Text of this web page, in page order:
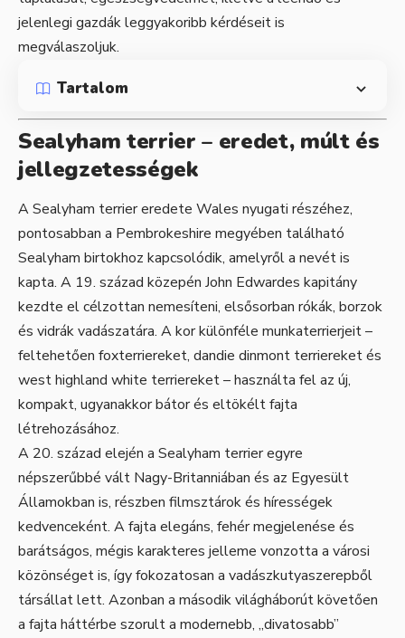
jelenlegi gazdák leggyakoribb kérdéseit is
megválaszoljuk.
Tartalom
Sealyham terrier – eredet, múlt és
jellegzetességek
A Sealyham terrier eredete Wales nyugati részéhez,
pontosabban a Pembrokeshire megyében található
Sealyham birtokhoz kapcsolódik, amelyről a nevét is
kapta. A 19. század közepén John Edwardes kapitány
kezdte el célzottan nemesíteni, elsősorban rókák, borzok
és vidrák vadászatára. A kor különféle munkaterrierjeit –
feltehetően foxterriereket, dandie dinmont terriereket és
west highland white terriereket – használta fel az új,
kompakt, ugyanakkor bátor és eltökélt fajta
létrehozásához.
A 20. század elején a Sealyham terrier egyre
népszerűbbé vált Nagy-Britanniában és az Egyesült
Államokban is, részben filmsztárok és hírességek
kedvenceként. A fajta elegáns, fehér megjelenése és
barátságos, mégis karakteres jelleme vonzotta a városi
közönséget is, így fokozatosan a vadászkutyaszerepből
társállat lett. Azonban a második világháborút követően
a fajta háttérbe szorult a modernebb, „divatosabb”